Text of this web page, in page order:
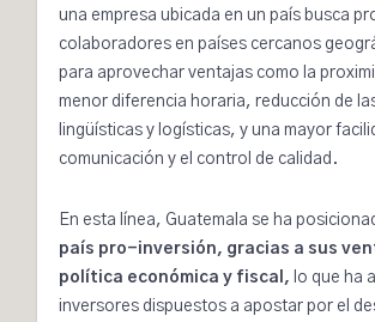
una empresa ubicada en un país busca
colaboradores en países cercanos
para aprovechar ventajas como la
menor diferencia horaria, reducción de
lingüísticas y logísticas, y una mayor
comunicación y el control de calidad.
En esta línea, Guatemala se ha
país pro-inversión, gracias a sus
política económica y fiscal, lo que ha
inversores dispuestos a apostar por el